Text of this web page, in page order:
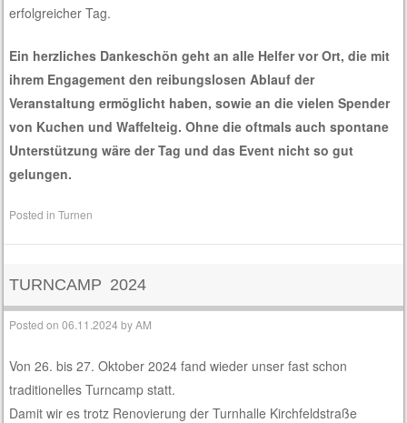
erfolgreicher Tag.
Ein herzliches Dankeschön geht an alle Helfer vor Ort, die mit
ihrem Engagement den reibungslosen Ablauf der
Veranstaltung ermöglicht haben, sowie an die vielen Spender
von Kuchen und Waffelteig. Ohne die oftmals auch spontane
Unterstützung wäre der Tag und das Event nicht so gut
gelungen.
Posted inTurnen
TURNCAMP 2024
Posted on06.11.2024 byAM
Von 26. bis 27. Oktober 2024 fand wieder unser fast schon
traditionelles Turncamp statt.
Damit wir es trotz Renovierung der Turnhalle Kirchfeldstraße